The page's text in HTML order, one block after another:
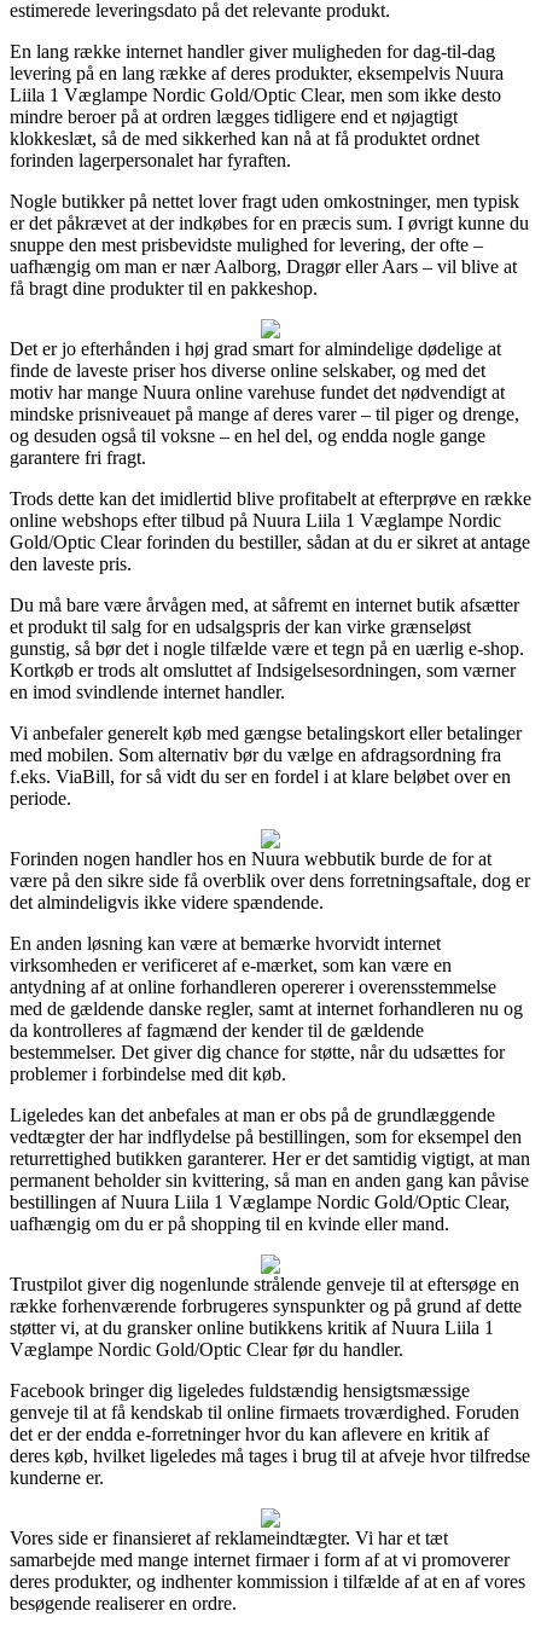
estimerede leveringsdato på det relevante produkt.
En lang række internet handler giver muligheden for dag-til-dag
levering på en lang række af deres produkter, eksempelvis Nuura
Liila 1 Væglampe Nordic Gold/Optic Clear, men som ikke desto
mindre beroer på at ordren lægges tidligere end et nøjagtigt
klokkeslæt, så de med sikkerhed kan nå at få produktet ordnet
forinden lagerpersonalet har fyraften.
Nogle butikker på nettet lover fragt uden omkostninger, men typisk
er det påkrævet at der indkøbes for en præcis sum. I øvrigt kunne du
snuppe den mest prisbevidste mulighed for levering, der ofte –
uafhængig om man er nær Aalborg, Dragør eller Aars – vil blive at
få bragt dine produkter til en pakkeshop.
Det er jo efterhånden i høj grad smart for almindelige dødelige at
finde de laveste priser hos diverse online selskaber, og med det
motiv har mange Nuura online varehuse fundet det nødvendigt at
mindske prisniveauet på mange af deres varer – til piger og drenge,
og desuden også til voksne – en hel del, og endda nogle gange
garantere fri fragt.
Trods dette kan det imidlertid blive profitabelt at efterprøve en række
online webshops efter tilbud på Nuura Liila 1 Væglampe Nordic
Gold/Optic Clear forinden du bestiller, sådan at du er sikret at antage
den laveste pris.
Du må bare være årvågen med, at såfremt en internet butik afsætter
et produkt til salg for en udsalgspris der kan virke grænseløst
gunstig, så bør det i nogle tilfælde være et tegn på en uærlig e-shop.
Kortkøb er trods alt omsluttet af Indsigelsesordningen, som værner
en imod svindlende internet handler.
Vi anbefaler generelt køb med gængse betalingskort eller betalinger
med mobilen. Som alternativ bør du vælge en afdragsordning fra
f.eks. ViaBill, for så vidt du ser en fordel i at klare beløbet over en
periode.
Forinden nogen handler hos en Nuura webbutik burde de for at
være på den sikre side få overblik over dens forretningsaftale, dog er
det almindeligvis ikke videre spændende.
En anden løsning kan være at bemærke hvorvidt internet
virksomheden er verificeret af e-mærket, som kan være en
antydning af at online forhandleren opererer i overensstemmelse
med de gældende danske regler, samt at internet forhandleren nu og
da kontrolleres af fagmænd der kender til de gældende
bestemmelser. Det giver dig chance for støtte, når du udsættes for
problemer i forbindelse med dit køb.
Ligeledes kan det anbefales at man er obs på de grundlæggende
vedtægter der har indflydelse på bestillingen, som for eksempel den
returrettighed butikken garanterer. Her er det samtidig vigtigt, at man
permanent beholder sin kvittering, så man en anden gang kan påvise
bestillingen af Nuura Liila 1 Væglampe Nordic Gold/Optic Clear,
uafhængig om du er på shopping til en kvinde eller mand.
Trustpilot giver dig nogenlunde strålende genveje til at eftersøge en
række forhenværende forbrugeres synspunkter og på grund af dette
støtter vi, at du gransker online butikkens kritik af Nuura Liila 1
Væglampe Nordic Gold/Optic Clear før du handler.
Facebook bringer dig ligeledes fuldstændig hensigtsmæssige
genveje til at få kendskab til online firmaets troværdighed. Foruden
det er der endda e-forretninger hvor du kan aflevere en kritik af
deres køb, hvilket ligeledes må tages i brug til at afveje hvor tilfredse
kunderne er.
Vores side er finansieret af reklameindtægter. Vi har et tæt
samarbejde med mange internet firmaer i form af at vi promoverer
deres produkter, og indhenter kommission i tilfælde af at en af vores
besøgende realiserer en ordre.